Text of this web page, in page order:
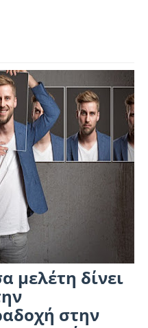
μελέτη δίνει
στην